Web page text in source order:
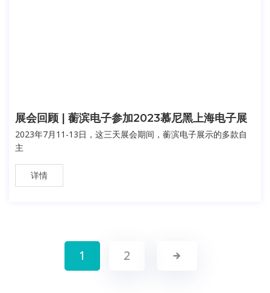
展会回顾 | 蘅滨电子参加2023慕尼黑上海电子展
2023年7月11-13日，这三天展会期间，蘅滨电子展示的多款自
主
详情
1 2